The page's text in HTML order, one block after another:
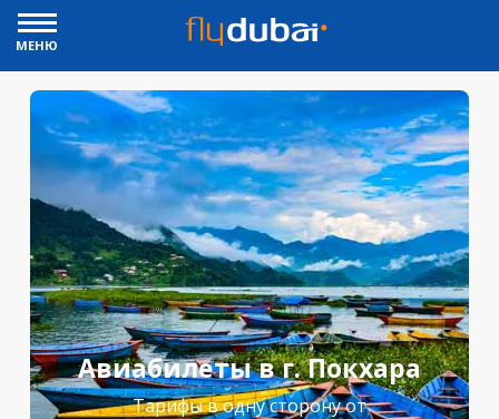
МЕНЮ
Авиабилеты в г. Покхара
Тарифы в одну сторону от